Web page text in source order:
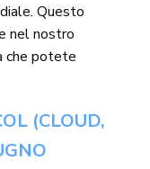
Questo
nel nostro
che potete
(CLOUD,